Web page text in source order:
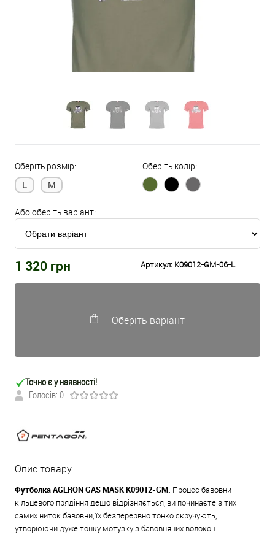
Оберіть розмір:
L
M
Оберіть колір:
Або оберіть варіант:
1 320 грн Артикул: K09012-GM-06-L
Оберіть варіант
Точно є у наявності!
Голосів: 0
Опис товару:
Футболка AGERON GAS MASK K09012-GM. Процес бавовни
кільцевого прядіння дещо відрізняється, ви починаєте з тих
самих ниток бавовни, їх безперервно тонко скручують,
утворюючи дуже тонку мотузку з бавовняних волокон.